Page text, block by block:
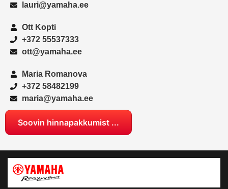
lauri@yamaha.ee
Ott Kopti
+372 55537333
ott@yamaha.ee
Maria Romanova
+372 58482199
maria@yamaha.ee
Soovin hinnapakkumist ...